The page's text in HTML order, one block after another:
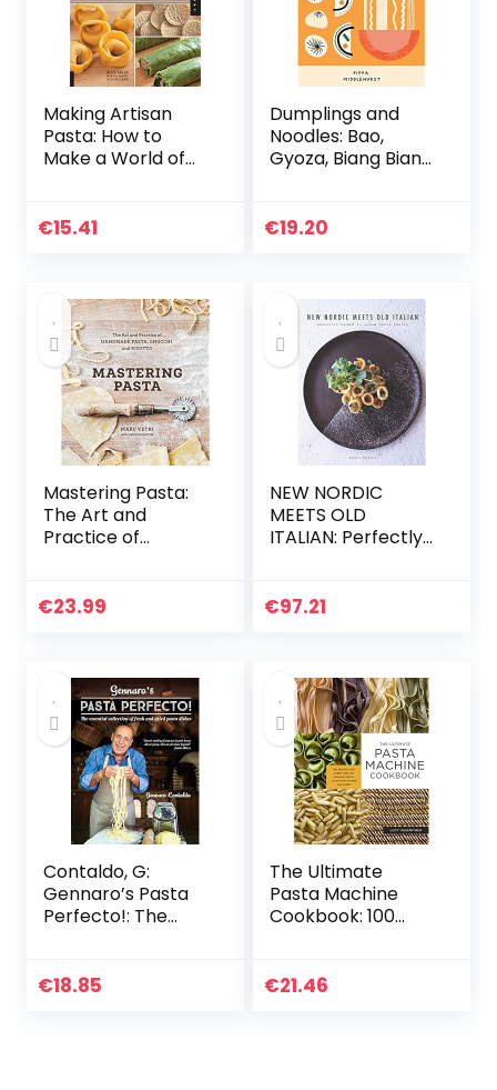
Making Artisan
Pasta: How to
Make a World of
Pasta, Dumplings,
€15.41
Dumplings and
Noodles: Bao,
Gyoza, Biang Biang,
Between
€19.20
Mastering Pasta:
The Art and
Practice of
Risotto [A
€23.99
NEW NORDIC
MEETS OLD
ITALIAN: Perfectly
€97.21
Contaldo, G:
Gennaro’s Pasta
Perfecto!: The
and Dried Pasta
€18.85
The Ultimate
Pasta Machine
Cookbook: 100
Pasta Your Pasta
€21.46